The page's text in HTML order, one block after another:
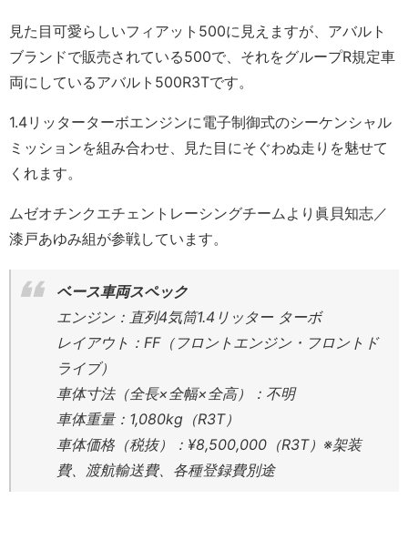
見た目可愛らしいフィアット500に見えますが、アバルト
ブランドで販売されている500で、それをグループR規定車
両にしているアバルト500R3Tです。
1.4リッターターボエンジンに電子制御式のシーケンシャル
ミッションを組み合わせ、見た目にそぐわぬ走りを魅せて
くれます。
ムゼオチンクエチェントレーシングチームより眞貝知志／
漆戸あゆみ組が参戦しています。
ベース車両スペック
エンジン：直列4気筒1.4リッター ターボ
レイアウト：FF（フロントエンジン・フロントド
ライブ）
車体寸法（全長×全幅×全高）：不明
車体重量：1,080kg（R3T）
車体価格（税抜）：¥8,500,000（R3T）※架装
費、渡航輸送費、各種登録費別途